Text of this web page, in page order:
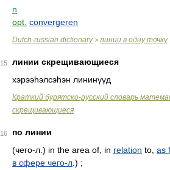
n
opt. convergeren
Dutch-russian dictionary> линии в одну точку
15
линии скрещивающиеся
хэрээһэлсэһэн лининүүд
Краткий бурятско-русский словарь
скрещивающиеся
16
по линии
(чего-л.) in the area of, in relation to, as
в сфере чего-л .) ;